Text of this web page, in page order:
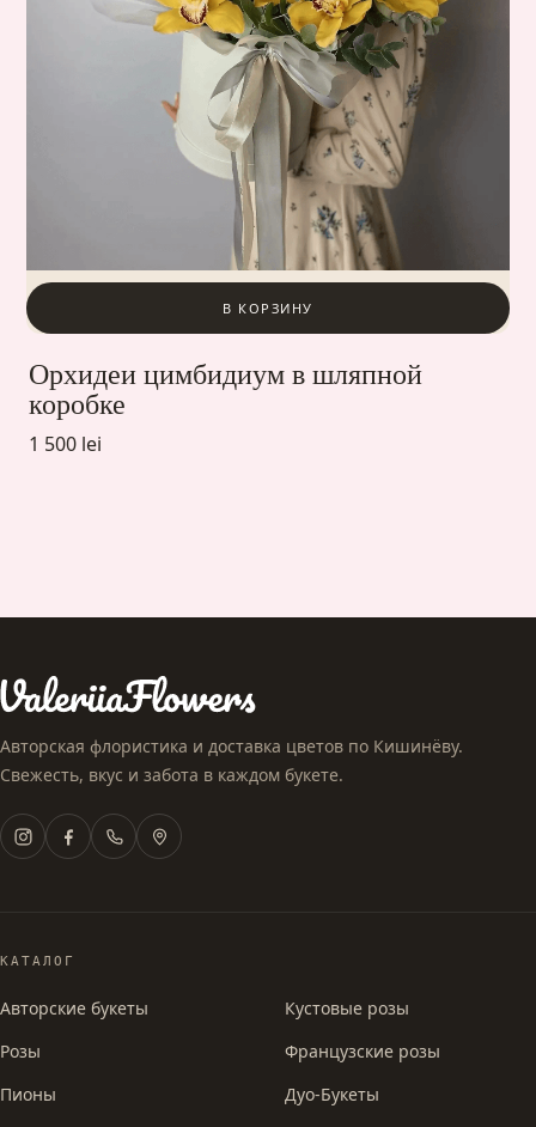
В КОРЗИНУ
Орхидеи цимбидиум в шляпной
коробке
1 500 lei
Авторская флористика и доставка цветов по Кишинёву.
Свежесть, вкус и забота в каждом букете.
КАТАЛОГ
Авторские букеты
Розы
Пионы
Кустовые розы
Французские розы
Дуо-Букеты